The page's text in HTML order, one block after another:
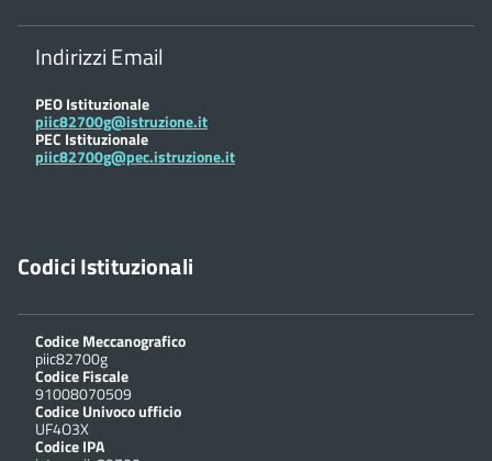
Indirizzi Email
PEO Istituzionale
piic82700g@istruzione.it
PEC Istituzionale
piic82700g@pec.istruzione.it
Codici Istituzionali
Codice Meccanografico
piic82700g
Codice Fiscale
91008070509
Codice Univoco ufficio
UF4O3X
Codice IPA